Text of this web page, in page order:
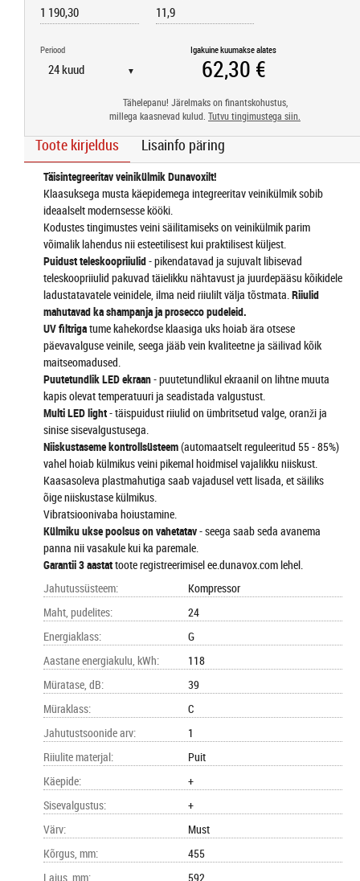
Periood
▼
Igakuine kuumakse alates
Tähelepanu! Järelmaks on finantskohustus,
millega kaasnevad kulud. Tutvu tingimustega siin.
Toote kirjeldus Lisainfo päring
Täisintegreeritav veinikülmik Dunavoxilt!
Klaasuksega musta käepidemega integreeritav veinikülmik sobib
ideaalselt modernsesse kööki.
Kodustes tingimustes veini säilitamiseks on veinikülmik parim
võimalik lahendus nii esteetilisest kui praktilisest küljest.
Puidust teleskoopriiulid- pikendatavad ja sujuvalt libisevad
teleskoopriiulid pakuvad täielikku nähtavust ja juurdepääsu kõikidele
ladustatavatele veinidele, ilma neid riiulilt välja tõstmata.Riiulid
mahutavad ka shampanja ja prosecco pudeleid.
UV filtrigatume kahekordse klaasiga uks hoiab ära otsese
päevavalguse veinile, seega jääb vein kvaliteetne ja säilivad kõik
maitseomadused.
Puutetundlik LED ekraan- puutetundlikul ekraanil on lihtne muuta
kapis olevat temperatuuri ja seadistada valgustust.
Multi LED light- täispuidust riiulid on ümbritsetud valge, oranži ja
sinise sisevalgustusega.
Niiskustaseme kontrollsüsteem(automaatselt reguleeritud 55 - 85%)
vahel hoiab külmikus veini pikemal hoidmisel vajalikku niiskust.
Kaasasoleva plastmahutiga saab vajadusel vett lisada, et säiliks
õige niiskustase külmikus.
Vibratsioonivaba hoiustamine.
Külmiku ukse poolsus on vahetatav- seega saab seda avanema
panna nii vasakule kui ka paremale.
Garantii 3 aastattoote registreerimisel ee.dunavox.com lehel.
Jahutussüsteem:
Kompressor
Maht, pudelites:
24
Energiaklass:
G
Aastane energiakulu, kWh:
118
Müratase, dB:
39
Müraklass:
C
Jahutustsoonide arv:
1
Riiulite materjal:
Puit
Käepide:
+
Sisevalgustus:
+
Värv:
Must
Kõrgus, mm:
455
Laius, mm: 592